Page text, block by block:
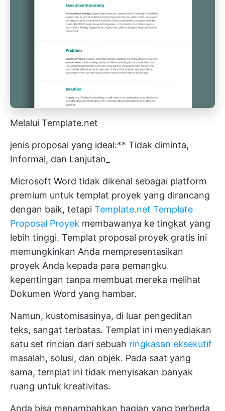
Melalui Template.net
jenis proposal yang ideal:** Tidak diminta,
Informal, dan Lanjutan_
Microsoft Word tidak dikenal sebagai platform
premium untuk templat proyek yang dirancang
dengan baik, tetapi Template.net Template
Proposal Proyek membawanya ke tingkat yang
lebih tinggi. Templat proposal proyek gratis ini
memungkinkan Anda mempresentasikan
proyek Anda kepada para pemangku
kepentingan tanpa membuat mereka melihat
Dokumen Word yang hambar.
Namun, kustomisasinya, di luar pengeditan
teks, sangat terbatas. Templat ini menyediakan
satu set rincian dari sebuah ringkasan eksekutif
masalah, solusi, dan objek. Pada saat yang
sama, templat ini tidak menyisakan banyak
ruang untuk kreativitas.
Anda bisa menambahkan bagian yang berbeda